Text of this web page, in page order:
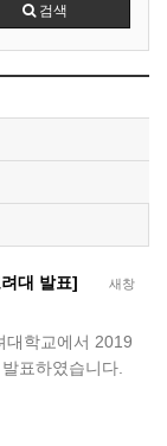
검색
새창
대 발표]
대학교에서 2019
표하였습니다.